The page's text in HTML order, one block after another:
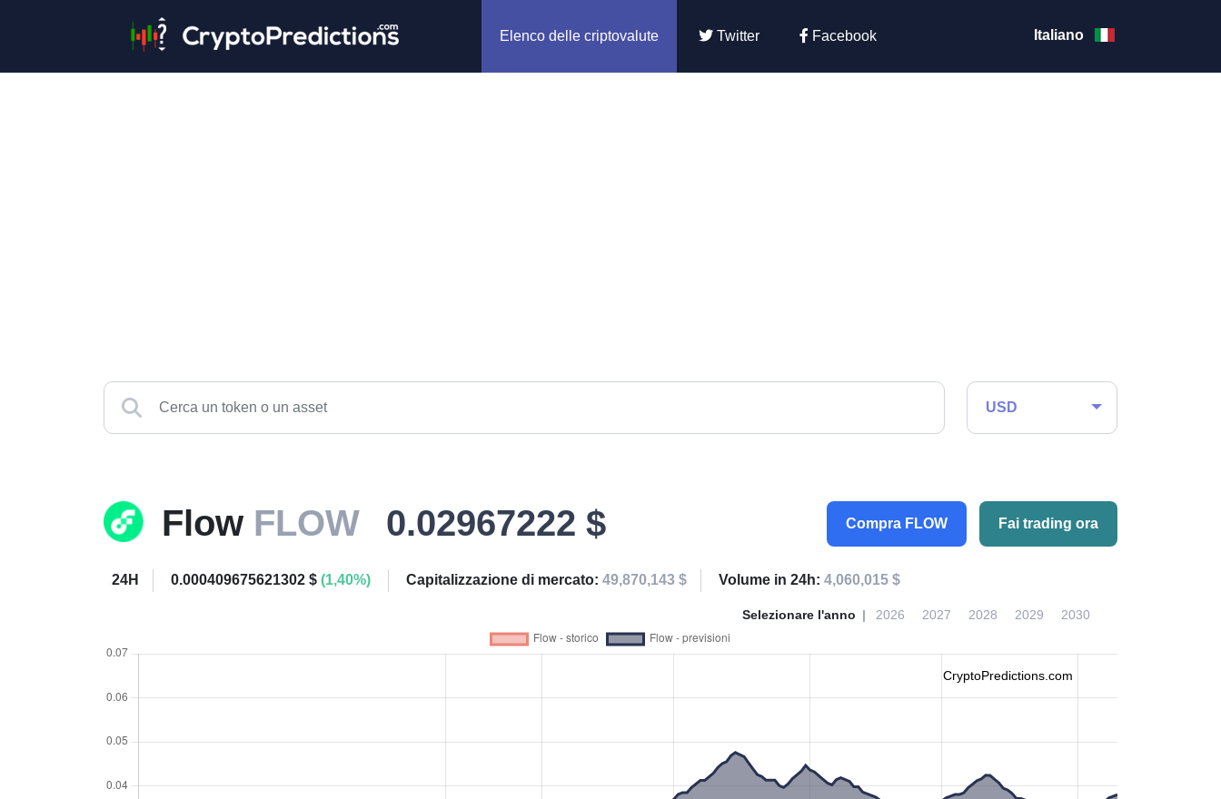
Elenco delle criptovalute Twitter Facebook Italiano
USD
Flow FLOW 0.02967222 $ Compra FLOW Fai trading ora
24H 0.000409675621302 $ (1,40%) Capitalizzazione di mercato: 49,870,143 $ Volume in 24h: 4,060,015 $
Selezionare l'anno 2026 2027 2028 2029 2030
CryptoPredictions.com